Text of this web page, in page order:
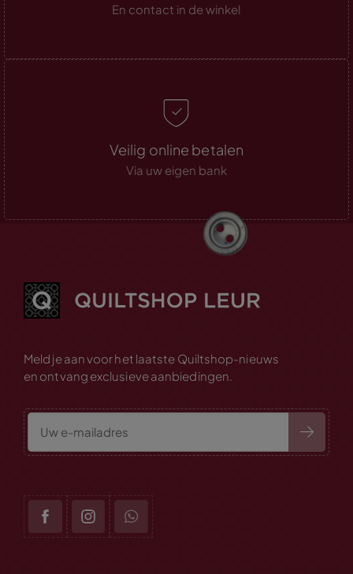
En contact in de winkel
Veilig online betalen
Via uw eigen bank
Meld je aan voor het laatste Quiltshop-nieuws
en ontvang exclusieve aanbiedingen.